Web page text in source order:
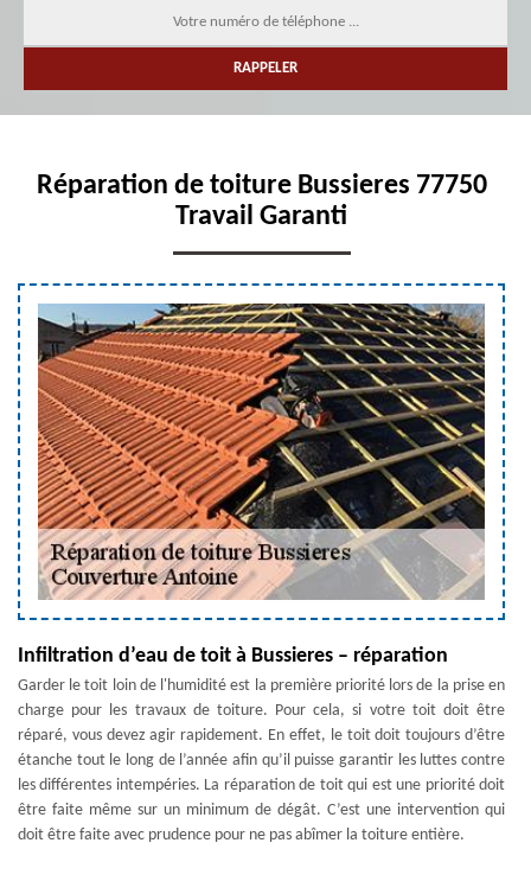
Réparation de toiture Bussieres 77750
Travail Garanti
Infiltration d’eau de toit à Bussieres – réparation
Garder le toit loin de l'humidité est la première priorité lors de la prise en
charge pour les travaux de toiture. Pour cela, si votre toit doit être
réparé, vous devez agir rapidement. En effet, le toit doit toujours d’être
étanche tout le long de l’année afin qu’il puisse garantir les luttes contre
les différentes intempéries. La réparation de toit qui est une priorité doit
être faite même sur un minimum de dégât. C’est une intervention qui
doit être faite avec prudence pour ne pas abîmer la toiture entière.